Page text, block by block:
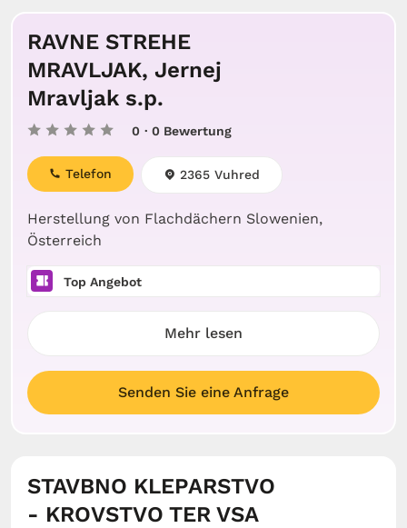
RAVNE STREHE
MRAVLJAK, Jernej
Mravljak s.p.
0 · 0 Bewertung
Herstellung von Flachdächern Slowenien,
Österreich
Telefon 2365 Vuhred
Top Angebot
Mehr lesen
Senden Sie eine Anfrage
STAVBNO KLEPARSTVO
- KROVSTVO TER VSA